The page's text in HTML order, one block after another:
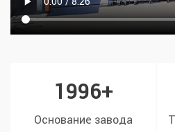
1996+
Основание завода